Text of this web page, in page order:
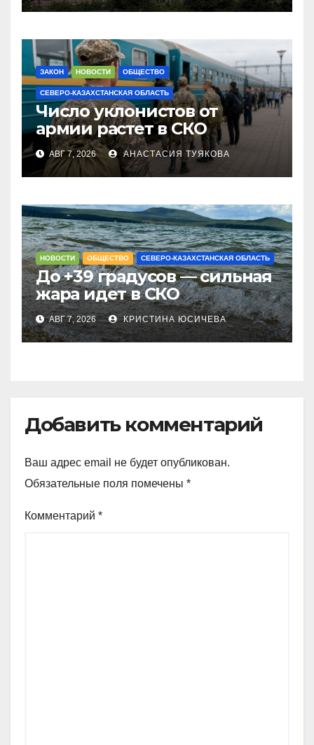
ЗАКОН НОВОСТИ ОБЩЕСТВО
СЕВЕРО-КАЗАХСТАНСКАЯ ОБЛАСТЬ
Число уклонистов от
армии растет в СКО
АВГ 7, 2026 АНАСТАСИЯ ТУЯКОВА
НОВОСТИ ОБЩЕСТВО СЕВЕРО-КАЗАХСТАНСКАЯ ОБЛАСТЬ
До +39 градусов — сильная
жара идет в СКО
АВГ 7, 2026 КРИСТИНА ЮСИЧЕВА
Добавить комментарий
Ваш адрес email не будет опубликован.
Обязательные поля помечены *
Комментарий *